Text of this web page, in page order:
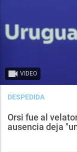
VIDEO
DESPEDIDA
Orsi fue al
ausencia deja